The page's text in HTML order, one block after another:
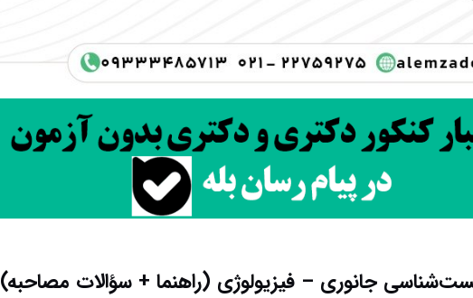
جانوری – فیزیولوژی (راهنما + سؤالات مصاحبه)